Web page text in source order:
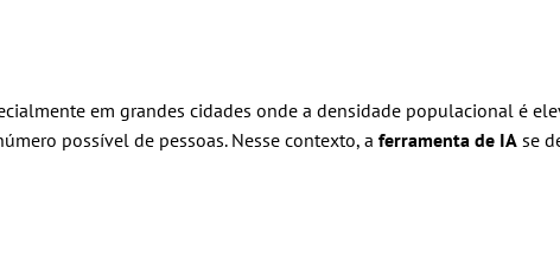
em grandes cidades onde a densidade populacional é
possível de pessoas. Nesse contexto, a ferramenta de IA se